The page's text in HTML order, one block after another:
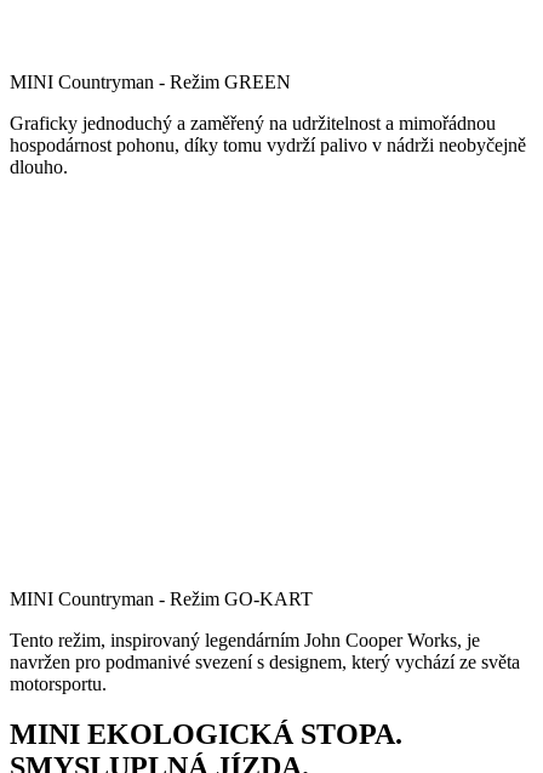
MINI Countryman - Režim GREEN
Graficky jednoduchý a zaměřený na udržitelnost a mimořádnou
hospodárnost pohonu, díky tomu vydrží palivo v nádrži neobyčejně
dlouho.
MINI Countryman - Režim GO-KART
Tento režim, inspirovaný legendárním John Cooper Works, je
navržen pro podmanivé svezení s designem, který vychází ze světa
motorsportu.
MINI EKOLOGICKÁ STOPA.